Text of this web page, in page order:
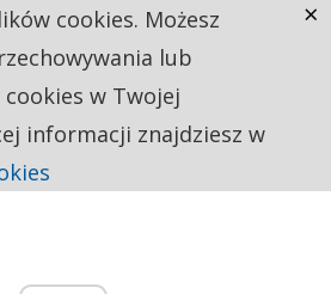
cookies. Możesz
lub
w Twojej
informacji znajdziesz w
×